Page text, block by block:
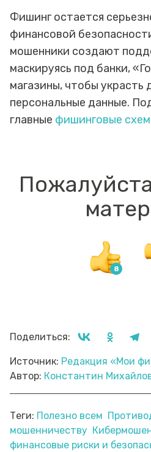
Фишинг остается
финансовой
мошенники создают
маскируясь под банки,
магазины, чтобы украсть
персональные данные.
главные фишинговые
Поделиться:
Источник: Редакция «Мои
Автор: Константин
Теги: Полезно всем
мошенничеству
финансовые риски и